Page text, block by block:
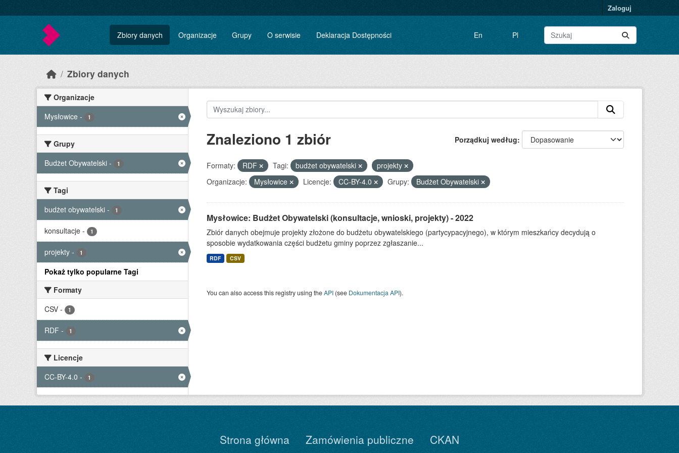
Zaloguj
Zbiory danych Organizacje Grupy O serwisie Deklaracja Dostępności En Pl
Zbiory danych
Organizacje
Mysłowice - 1
Grupy
Budżet Obywatelski - 1
Tagi
budżet obywatelski - 1
konsultacje - 1
projekty - 1
Pokaż tylko popularne Tagi
Formaty
CSV - 1
RDF - 1
Licencje
CC-BY-4.0 - 1
Porządkuj według
Znaleziono 1 zbiór
Formaty: RDF Tagi: budżet obywatelski
projekty
Organizacje:
Mysłowice Licencje: CC-BY-4.0 Grupy: Budżet Obywatelski
Mysłowice: Budżet Obywatelski (konsultacje, wnioski, projekty) - 2022
Zbiór danych obejmuje projekty złożone do budżetu obywatelskiego (partycypacyjnego), w którym mieszkańcy decydują o
sposobie wydatkowania części budżetu gminy poprzez zgłaszanie...
RDF CSV
You can also access this registry using theAPI(see Dokumentacja API).
Strona główna Zamówienia publiczne CKAN